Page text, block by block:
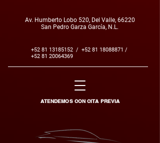
Av. Humberto Lobo 520, Del Valle, 66220
San Pedro Garza García, N.L.
+52 81 13185152 / +52 81 18088871 /
+52 81 20064369
ATENDEMOS CON CITA PREVIA